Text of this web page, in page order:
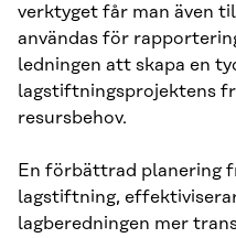
verktyget får man även
användas för
ledningen att skapa en
lagstiftningsprojektens
resursbehov.
En förbättrad planering
lagstiftning,
lagberedningen mer